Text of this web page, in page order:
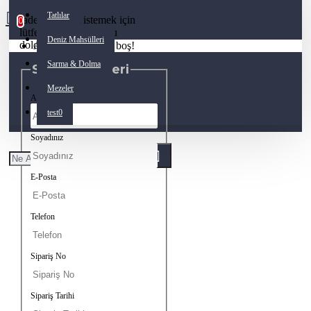
Tatlılar
Deniz Mahsülleri
Sarma & Dolma
Mezeler
test0
0
Alışveriş sepetiniz boş!
İade numarası istemek için
lütfen aşağıdaki formu
doldurunuz.
Sipariş Bilgileri
Adınız
Soyadınız
E-Posta
Telefon
Sipariş No
Sipariş Tarihi